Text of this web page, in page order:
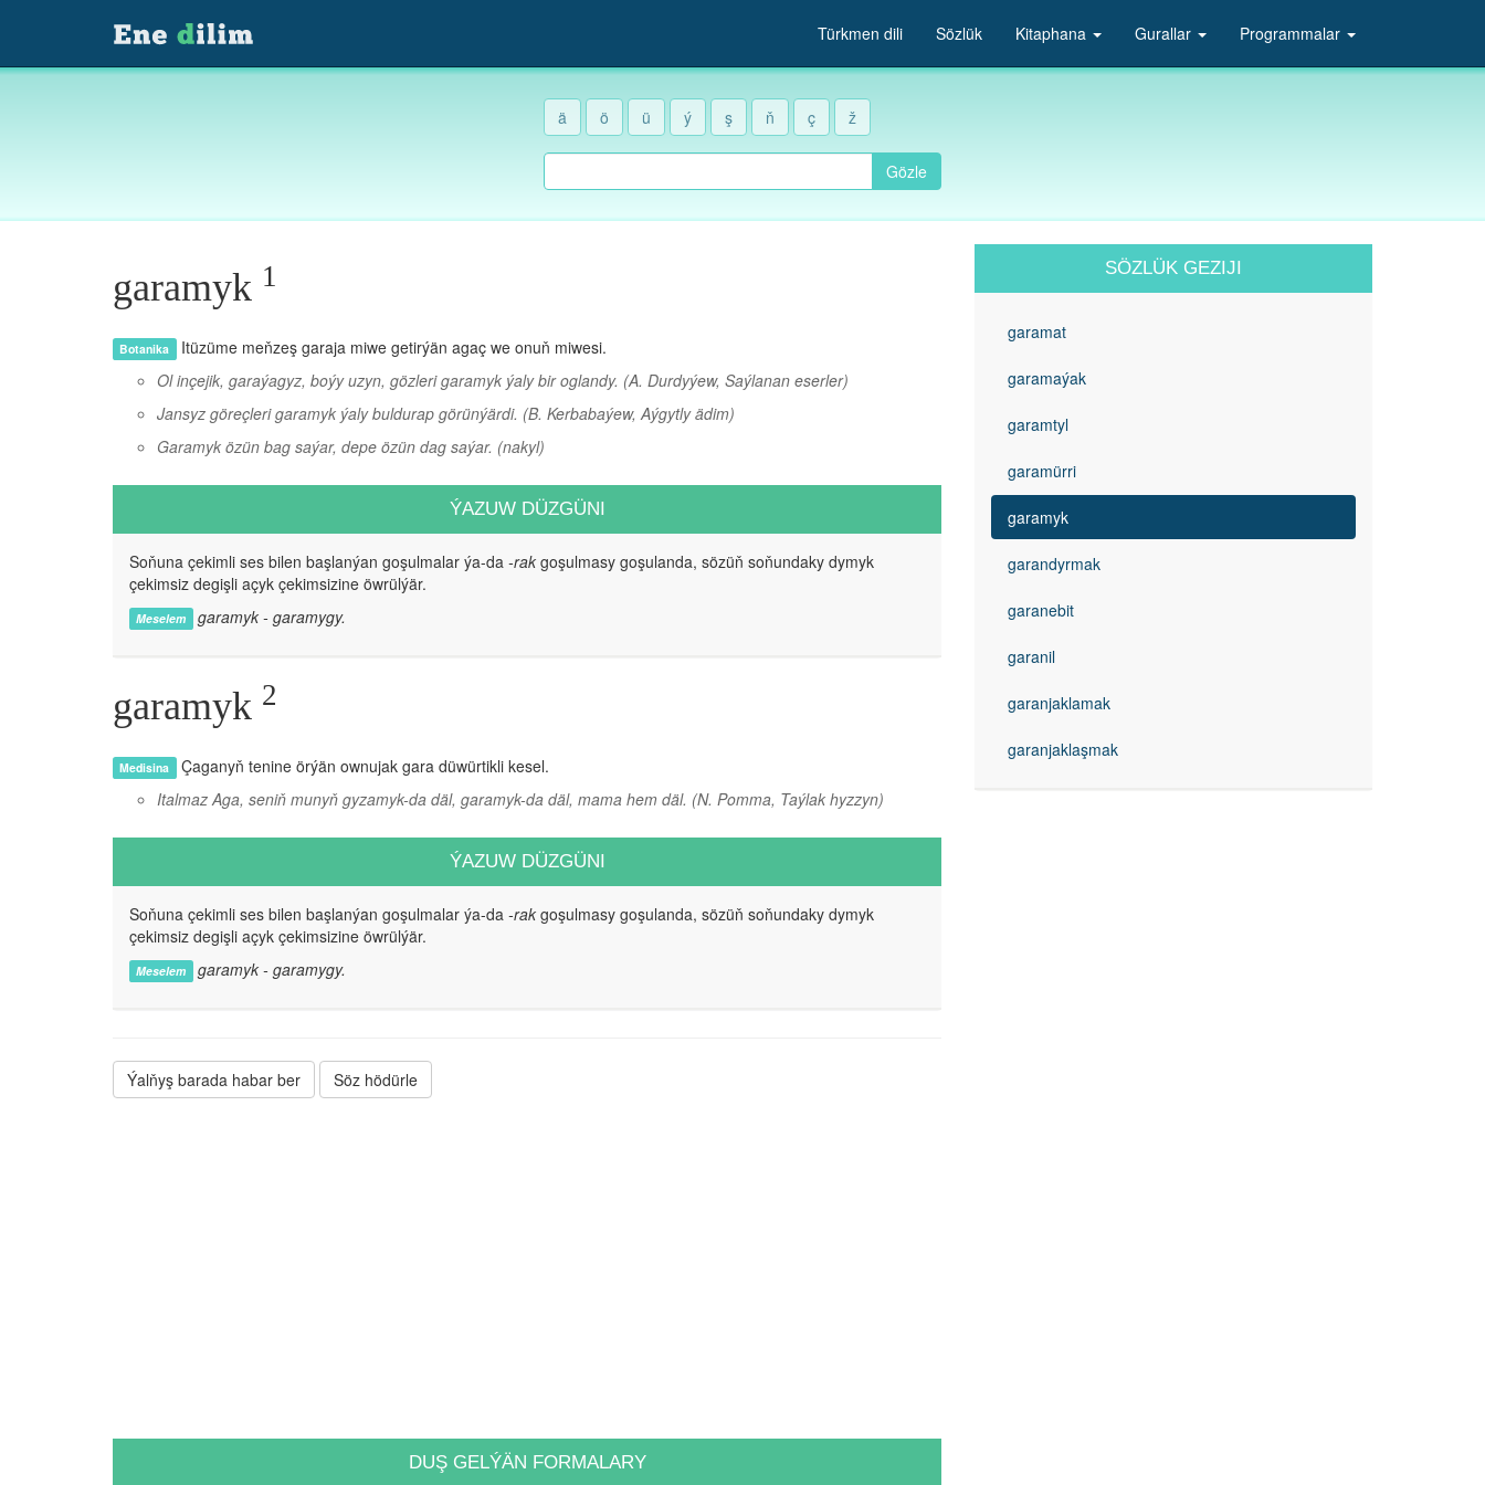
Türkmen dili Sözlük Kitaphana Gurallar Programmalar
ä ö ü ý ş ň ç ž
Gözle
garamyk 1
Botanika Itüzüme meňzeş garaja miwe getirýän agaç we onuň miwesi.
Ol inçejik, garaýagyz, boýy uzyn, gözleri garamyk ýaly bir oglandy. (A. Durdyýew, Saýlanan eserler)
Jansyz göreçleri garamyk ýaly buldurap görünýärdi. (B. Kerbabaýew, Aýgytly ädim)
Garamyk özün bag saýar, depe özün dag saýar. (nakyl)
ÝAZUW DÜZGÜNI
Soňuna çekimli ses bilen başlanýan goşulmalar ýa-da -rak goşulmasy goşulanda, sözüň soňundaky dymyk
çekimsiz degişli açyk çekimsizine öwrülýär.
Meselem garamyk - garamygy.
garamyk 2
Medisina Çaganyň tenine örýän ownujak gara düwürtikli kesel.
Italmaz Aga, seniň munyň gyzamyk-da däl, garamyk-da däl, mama hem däl. (N. Pomma, Taýlak hyzzyn)
ÝAZUW DÜZGÜNI
Soňuna çekimli ses bilen başlanýan goşulmalar ýa-da -rak goşulmasy goşulanda, sözüň soňundaky dymyk
çekimsiz degişli açyk çekimsizine öwrülýär.
Meselem garamyk - garamygy.
Ýalňyş barada habar ber Söz hödürle
DUŞ GELÝÄN FORMALARY
SÖZLÜK GEZIJI
garamat
garamaýak
garamtyl
garamürri
garamyk
garandyrmak
garanebit
garanil
garanjaklamak
garanjaklaşmak